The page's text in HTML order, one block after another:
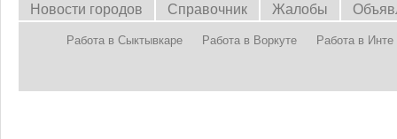
Новости городов Справочник Жалобы
Работа в Сыктывкаре Работа в Воркуте Работа в Инте